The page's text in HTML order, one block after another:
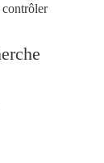
contrôler